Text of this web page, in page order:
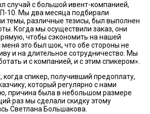
случай с большой ивент-компанией,
10. Мы два месяца подбирали
темы, различные тезисы, был выполнен
Когда мы осуществили заказ, они
чтобы сэкономить на нашей
это был шок, что обе стороны не
и на длительное сотрудничество. Мы
и с компанией, и с этим спикером».
когда спикер, получивший предоплату,
который регулярно с нами
причина была в небольшом размере
раз мы сделали скидку этому
Светлана Большакова.